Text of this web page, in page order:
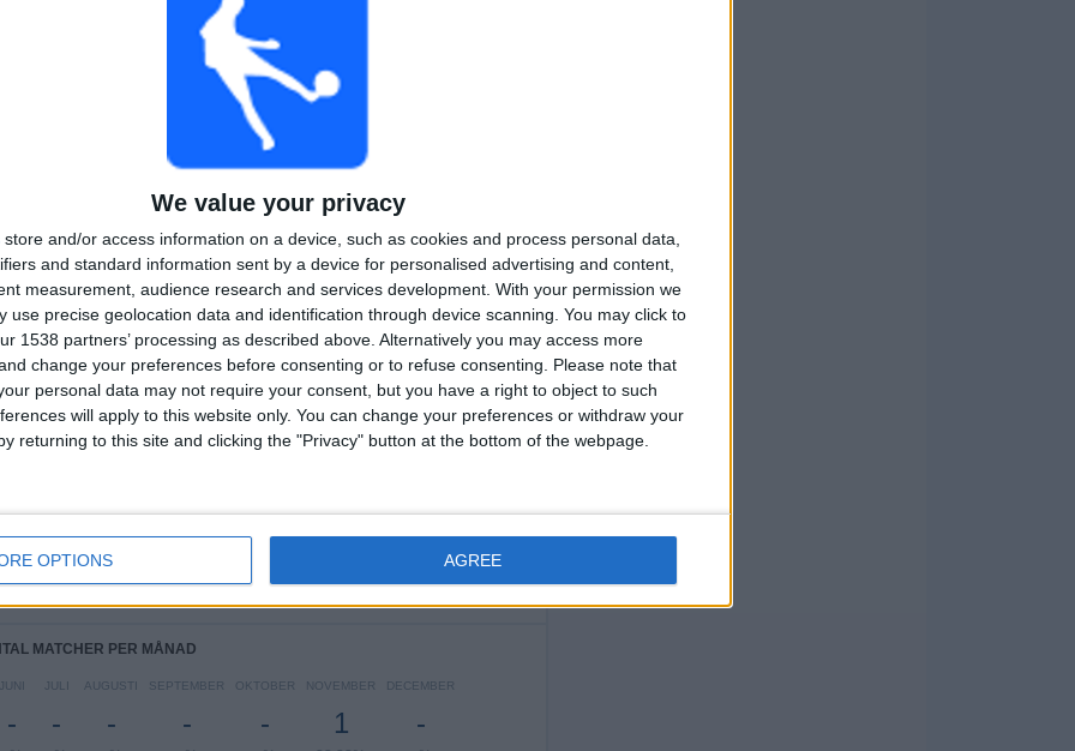
We value your privacy
store and/or access information on a device, such as cookies and process personal data,
and standard information sent by a device for personalised advertising and content,
measurement, audience research and services development. With your permission we
use precise geolocation data and identification through device scanning. You may click to
1538 partners’ processing as described above. Alternatively you may access more
change your preferences before consenting or to refuse consenting.
Please note that
personal data may not require your consent, but you have a right to object to such
will apply to this website only. You can change your preferences or withdraw your
returning to this site and clicking the "Privacy" button at the bottom of the webpage.
OPTIONS AGREE
UTAN GRATIS
MATCH
MATCHER
KONTINUERLIGT
BETALD
1
Borough
1
RANKNING EFTER TÄVLINGAR
National League North 3 (100%)
Se fullständig rangordning
-
MATCHER PER MÅNAD
JUNI
-
JULI
-
AUGUSTI
-
SEPTEMBER
-
OKTOBER
-
NOVEMBER
1
DECEMBER
-